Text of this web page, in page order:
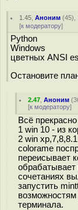
1.45 ,Аноним (45),
[к модератору]
Python
Windows
цветных ANSI
Остановите
2.47 ,Аноним (
[к модератору]
Всё
1 win 10 - из
2 win
coloramе
переисывает
сочетаниях
запустить
терминала.